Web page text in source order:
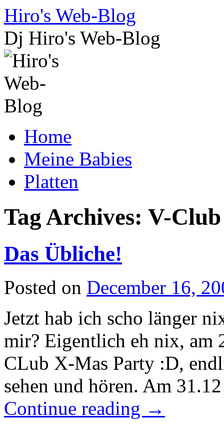
Skip
to
content
Hiro's Web-Blog
Dj Hiro's Web-Blog
Home
Meine Babies
Platten
Tag Archives: V-Club
Das Übliche!
Posted on December 16,
Jetzt hab ich scho länger
mir? Eigentlich eh nix, am
CLub X-Mas Party :D,
sehen und hören. Am
Continue reading →